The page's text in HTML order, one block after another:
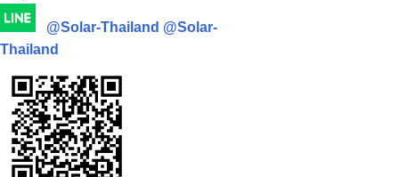
@Solar-Thailand @Solar-
Thailand